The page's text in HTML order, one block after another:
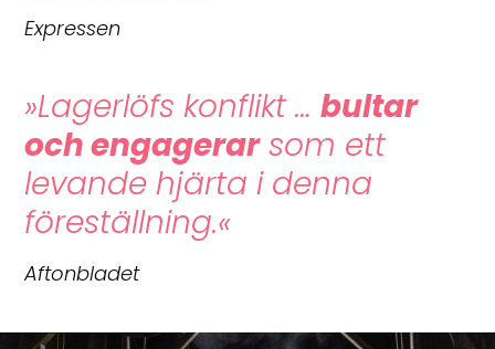
Expressen
»Lagerlöfs konflikt …bultar
och engagerarsom ett
levande hjärta i denna
föreställning.«
Aftonbladet